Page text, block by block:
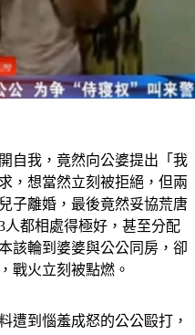
，想當然立刻被拒絕，但兩
子離婚，最後竟然妥協荒唐
都相處得極好，甚至分配
該輪到婆婆與公公同房，卻
戰火立刻被點燃。
婦，因嚥不下這口氣而鬧上